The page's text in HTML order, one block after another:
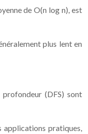
de O(n log n), est
plus lent en
profondeur (DFS) sont
applications pratiques,